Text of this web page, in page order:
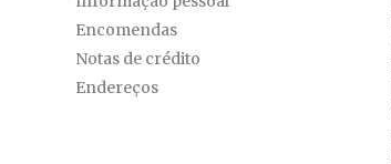
Encomendas
Notas de crédito
Endereços